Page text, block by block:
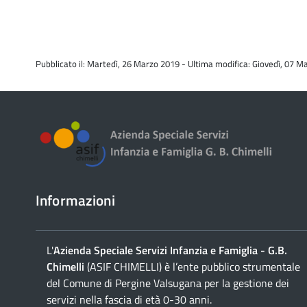
Pubblicato il: Martedì, 26 Marzo 2019 - Ultima modifica: Giovedì, 07
Informazioni
L'Azienda Speciale Servizi Infanzia e Famiglia - G.B.
Chimelli (ASIF CHIMELLI) è l’ente pubblico strumentale
del Comune di Pergine Valsugana per la gestione dei
servizi nella fascia di età 0-30 anni.